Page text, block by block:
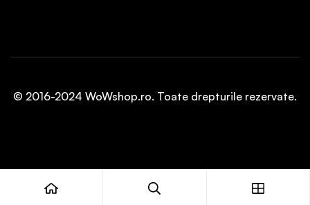
© 2016-2024 WoWshop.ro. Toate drepturile rezervate.